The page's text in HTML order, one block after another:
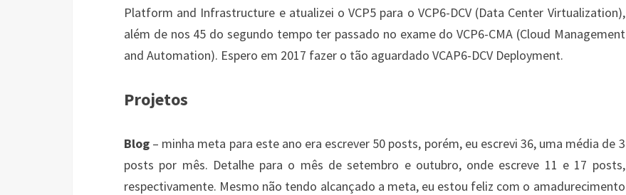
Platform and Infrastructure e atualizei o VCP5 para o VCP6-DCV (Data Center Virtualization),
além de nos 45 do segundo tempo ter passado no exame do VCP6-CMA (Cloud Management
and Automation). Espero em 2017 fazer o tão aguardado VCAP6-DCV Deployment.
Projetos
Blog – minha meta para este ano era escrever 50 posts, porém, eu escrevi 36, uma média de 3
posts por mês. Detalhe para o mês de setembro e outubro, onde escreve 11 e 17 posts,
respectivamente. Mesmo não tendo alcançado a meta, eu estou feliz com o amadurecimento